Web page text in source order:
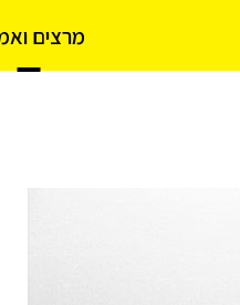
מרצים